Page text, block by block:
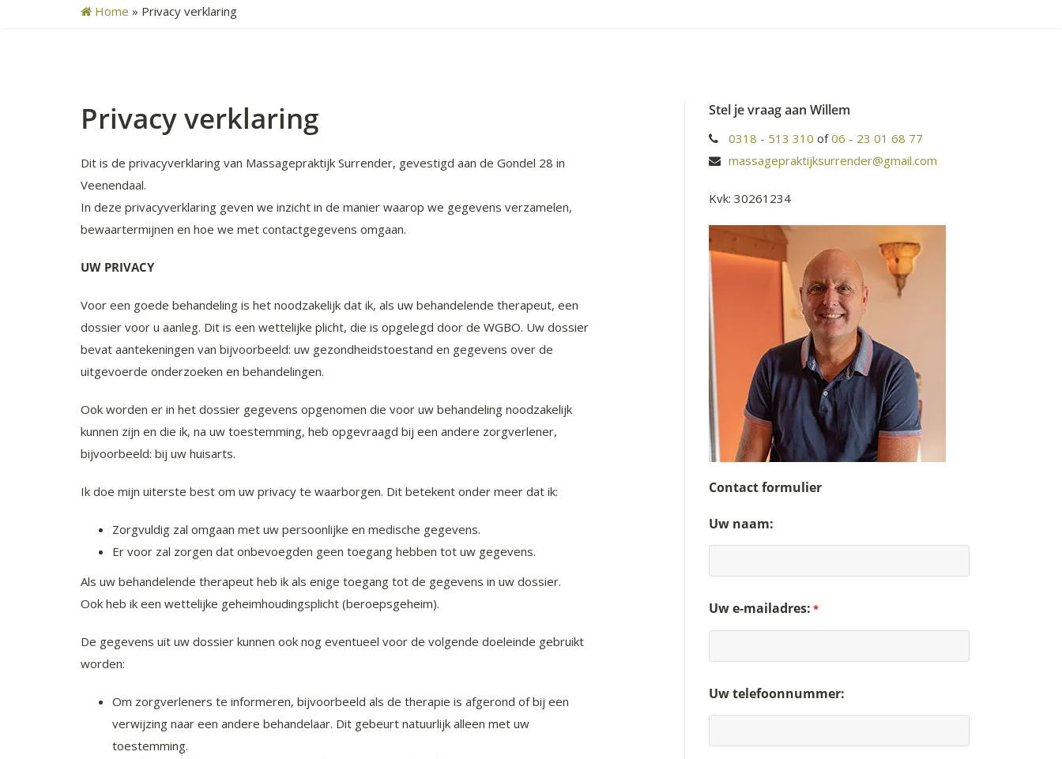
Home » Privacy verklaring
Privacy verklaring
Dit is de privacyverklaring van Massagepraktijk Surrender, gevestigd aan de Gondel 28 in
Veenendaal.
In deze privacyverklaring geven we inzicht in de manier waarop we gegevens verzamelen,
bewaartermijnen en hoe we met contactgegevens omgaan.
UW PRIVACY
Voor een goede behandeling is het noodzakelijk dat ik, als uw behandelende therapeut, een
dossier voor u aanleg. Dit is een wettelijke plicht, die is opgelegd door de WGBO. Uw dossier
bevat aantekeningen van bijvoorbeeld: uw gezondheidstoestand en gegevens over de
uitgevoerde onderzoeken en behandelingen.
Ook worden er in het dossier gegevens opgenomen die voor uw behandeling noodzakelijk
kunnen zijn en die ik, na uw toestemming, heb opgevraagd bij een andere zorgverlener,
bijvoorbeeld: bij uw huisarts.
Ik doe mijn uiterste best om uw privacy te waarborgen. Dit betekent onder meer dat ik:
Zorgvuldig zal omgaan met uw persoonlijke en medische gegevens.
Er voor zal zorgen dat onbevoegden geen toegang hebben tot uw gegevens.
Als uw behandelende therapeut heb ik als enige toegang tot de gegevens in uw dossier.
Ook heb ik een wettelijke geheimhoudingsplicht (beroepsgeheim).
De gegevens uit uw dossier kunnen ook nog eventueel voor de volgende doeleinde gebruikt
worden:
Om zorgverleners te informeren, bijvoorbeeld als de therapie is afgerond of bij een
verwijzing naar een andere behandelaar. Dit gebeurt natuurlijk alleen met uw
toestemming.
Stel je vraag aan Willem
0318 - 513 310 of06 - 23 01 68 77
massagepraktijksurrender@gmail.com
Kvk: 30261234
Contact formulier
Uw naam:
Uw e-mailadres: *
Uw telefoonnummer: